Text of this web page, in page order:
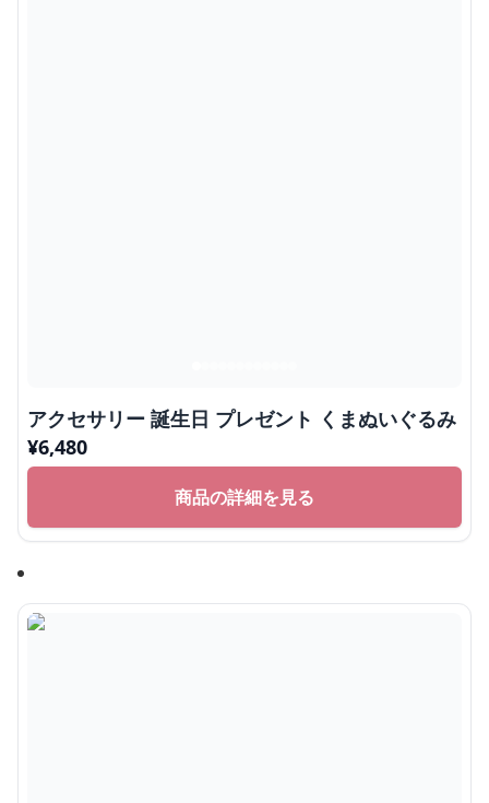
アクセサリー 誕生日 プレゼント くまぬいぐるみ
¥6,480
商品の詳細を見る